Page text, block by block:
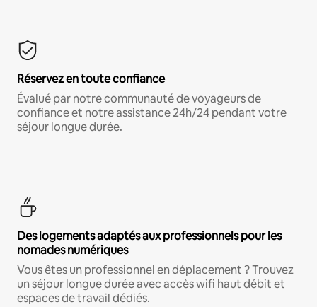
Réservez en toute confiance
Évalué par notre communauté de voyageurs de
confiance et notre assistance 24h/24 pendant votre
séjour longue durée.
Des logements adaptés aux professionnels pour les
nomades numériques
Vous êtes un professionnel en déplacement ? Trouvez
un séjour longue durée avec accès wifi haut débit et
espaces de travail dédiés.